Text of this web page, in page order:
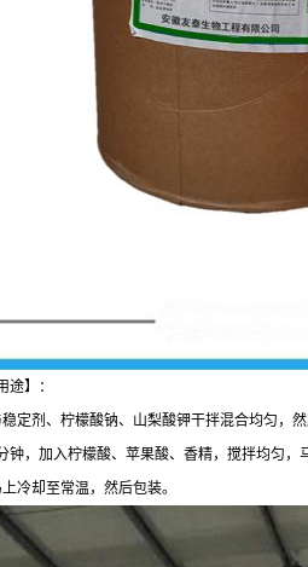
途】：
定剂、柠檬酸钠、山梨酸钾干拌混合均匀，
钟，加入柠檬酸、苹果酸、香精，搅拌均匀，
冷却至常温，然后包装。